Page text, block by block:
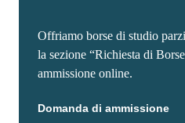
Offriamo borse di studio
la sezione “Richiesta di
ammissione online.
Domanda di ammissione